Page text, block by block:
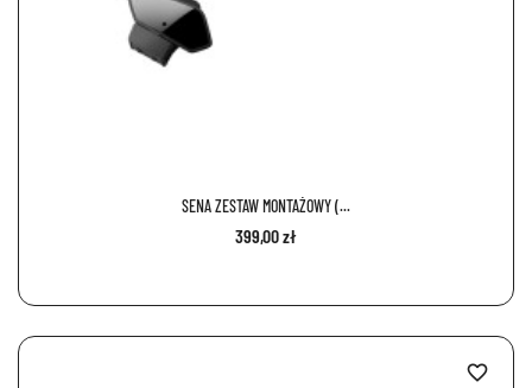
SENA ZESTAW MONTAŻOWY (...
399,00 zł
favorite_border